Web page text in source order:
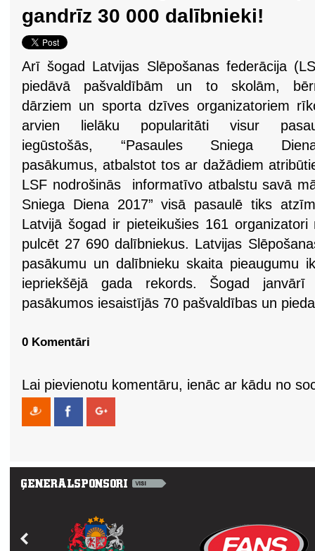
gandrīz 30 000 dalībnieki!
Arī šogad Latvijas Slēpošanas federācija
piedāvā pašvaldībām un to skolām,
dārziem un sporta dzīves organizatoriem
arvien lielāku popularitāti visur
iegūstošās, “Pasaules Sniega
pasākumus, atbalstot tos ar dažādiem
LSF nodrošinās informatīvo atbalstu savā
Sniega Diena 2017” visā pasaulē tiks
Latvijā šogad ir pieteikušies 161
pulcēt 27 690 dalībniekus. Latvijas
pasākumu un dalībnieku skaita pieaugumu
iepriekšējā gada rekords. Šogad
pasākumos iesaistījās 70 pašvaldības un
0 Komentāri
Lai pievienotu komentāru, ienāc ar kādu no